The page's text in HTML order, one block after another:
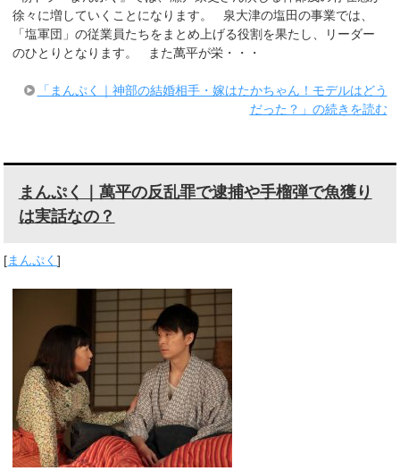
徐々に増していくことになります。 泉大津の塩田の事業では、
「塩軍団」の従業員たちをまとめ上げる役割を果たし、リーダー
のひとりとなります。 また萬平が栄・・・
「まんぷく｜神部の結婚相手・嫁はたかちゃん！モデルはどう
だった？」の続きを読む
まんぷく｜萬平の反乱罪で逮捕や手榴弾で魚獲り
は実話なの？
[まんぷく]